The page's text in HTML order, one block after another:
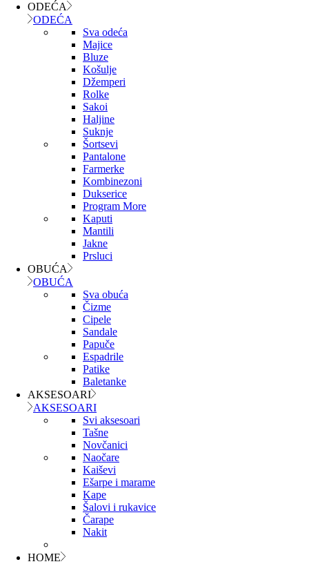
ODEĆA
ODEĆA
Sva odeća
Majice
Bluze
Košulje
Džemperi
Rolke
Sakoi
Haljine
Suknje
Šortsevi
Pantalone
Farmerke
Kombinezoni
Dukserice
Program More
Kaputi
Mantili
Jakne
Prsluci
OBUĆA
OBUĆA
Sva obuća
Čizme
Cipele
Sandale
Papuče
Espadrile
Patike
Baletanke
AKSESOARI
AKSESOARI
Svi aksesoari
Tašne
Novčanici
Naočare
Kaiševi
Ešarpe i marame
Kape
Šalovi i rukavice
Čarape
Nakit
HOME